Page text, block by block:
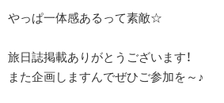
やっぱ一体感あるって素敵☆
旅日誌掲載ありがとうございます！
また企画しますんでぜひご参加を～♪